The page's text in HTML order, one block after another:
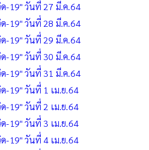
ด-19" วันที่ 27 มี.ค.64
ด-19" วันที่ 28 มี.ค.64
ด-19" วันที่ 29 มี.ค.64
ด-19" วันที่ 30 มี.ค.64
ด-19" วันที่ 31 มี.ค.64
ด-19" วันที่ 1 เม.ย.64
ด-19" วันที่ 2 เม.ย.64
ด-19" วันที่ 3 เม.ย.64
ด-19" วันที่ 4 เม.ย.64